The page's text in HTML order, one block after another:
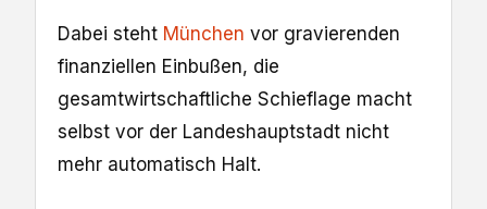
Dabei steht München vor gravierenden
finanziellen Einbußen, die
gesamtwirtschaftliche Schieflage macht
selbst vor der Landeshauptstadt nicht
mehr automatisch Halt.